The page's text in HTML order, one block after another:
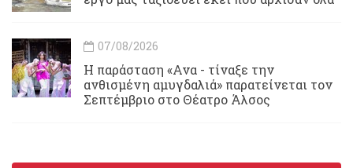
07/08/2026
Η παράσταση «Ανα - τίναξε την
ανθισμένη αμυγδαλιά» παρατείνεται τον
Σεπτέμβριο στο Θέατρο Άλσος